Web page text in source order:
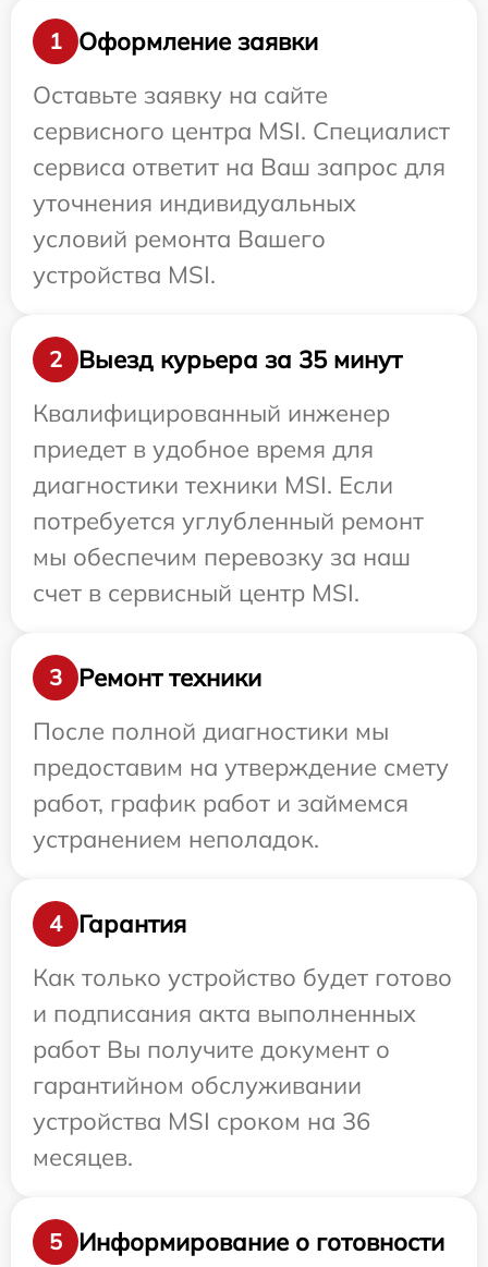
1
Оформление заявки
Оставьте заявку на сайте
сервисного центра MSI. Специалист
сервиса ответит на Ваш запрос для
уточнения индивидуальных
условий ремонта Вашего
устройства MSI.
2
Выезд курьера за 35 минут
Квалифицированный инженер
приедет в удобное время для
диагностики техники MSI. Если
потребуется углубленный ремонт
мы обеспечим перевозку за наш
счет в сервисный центр MSI.
3
Ремонт техники
После полной диагностики мы
предоставим на утверждение смету
работ, график работ и займемся
устранением неполадок.
4
Гарантия
Как только устройство будет готово
и подписания акта выполненных
работ Вы получите документ о
гарантийном обслуживании
устройства MSI сроком на 36
месяцев.
5 Информирование о готовности